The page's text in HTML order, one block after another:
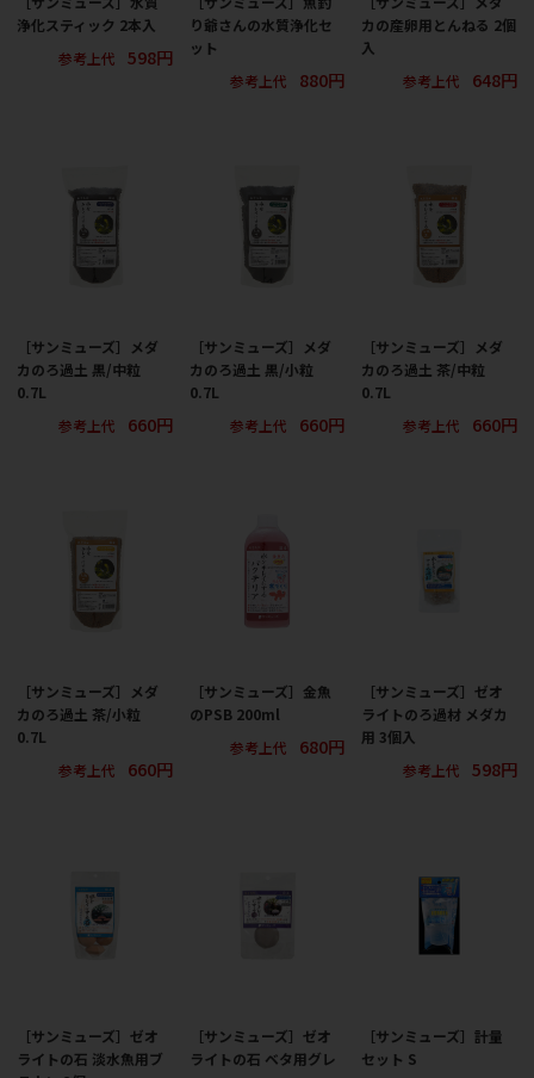
浄化スティック 2本入
参考上代
598円
り爺さんの水質浄化セ
ット
参考上代
880円
カの産卵用とんねる 2個
入
参考上代
648円
［サンミューズ］メダ
カのろ過土 黒/中粒
0.7L
参考上代
660円
［サンミューズ］メダ
カのろ過土 黒/小粒
0.7L
参考上代
660円
［サンミューズ］メダ
カのろ過土 茶/中粒
0.7L
参考上代
660円
［サンミューズ］メダ
カのろ過土 茶/小粒
0.7L
参考上代
660円
［サンミューズ］金魚
のPSB 200ml
参考上代
680円
［サンミューズ］ゼオ
ライトのろ過材 メダカ
用 3個入
参考上代
598円
［サンミューズ］ゼオ
ライトの石 淡水魚用ブ
［サンミューズ］ゼオ
ライトの石 ベタ用グレ
［サンミューズ］計量
セット S